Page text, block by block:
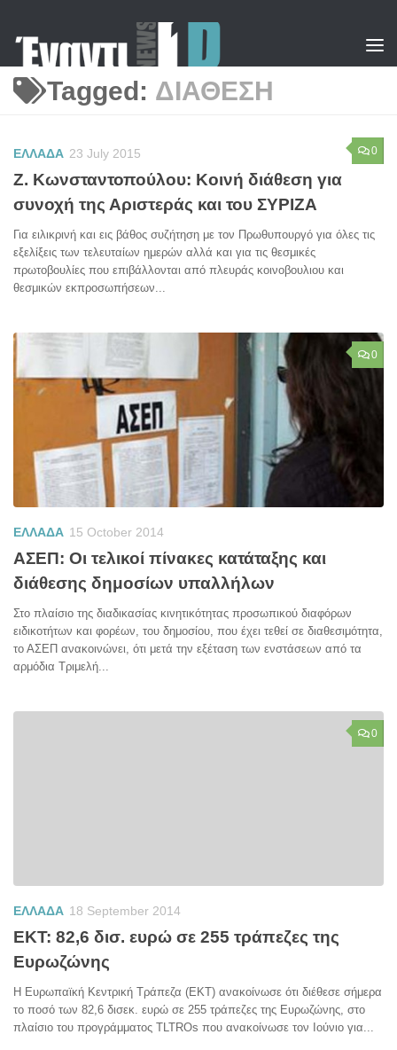
Tagged: ΔΙΑΘΕΣΗ
0
ΕΛΛΑΔΑ 23 July 2015
Ζ. Κωνσταντοπούλου: Κοινή διάθεση για
συνοχή της Αριστεράς και του ΣΥΡΙΖΑ
Για ειλικρινή και εις βάθος συζήτηση με τον Πρωθυπουργό για όλες τις
εξελίξεις των τελευταίων ημερών αλλά και για τις θεσμικές
πρωτοβουλίες που επιβάλλονται από πλευράς κοινοβουλιου και
θεσμικών εκπροσωπήσεων...
0
ΕΛΛΑΔΑ 15 October 2014
ΑΣΕΠ: Οι τελικοί πίνακες κατάταξης και
διάθεσης δημοσίων υπαλλήλων
Στο πλαίσιο της διαδικασίας κινητικότητας προσωπικού διαφόρων
ειδικοτήτων και φορέων, του δημοσίου, που έχει τεθεί σε διαθεσιμότητα,
το ΑΣΕΠ ανακοινώνει, ότι μετά την εξέταση των ενστάσεων από τα
αρμόδια Τριμελή...
0
ΕΛΛΑΔΑ 18 September 2014
ΕΚΤ: 82,6 δισ. ευρώ σε 255 τράπεζες της
Ευρωζώνης
Η Ευρωπαϊκή Κεντρική Τράπεζα (ΕΚΤ) ανακοίνωσε ότι διέθεσε σήμερα
το ποσό των 82,6 δισεκ. ευρώ σε 255 τράπεζες της Ευρωζώνης, στο
πλαίσιο του προγράμματος TLTROs που ανακοίνωσε τον Ιούνιο για...